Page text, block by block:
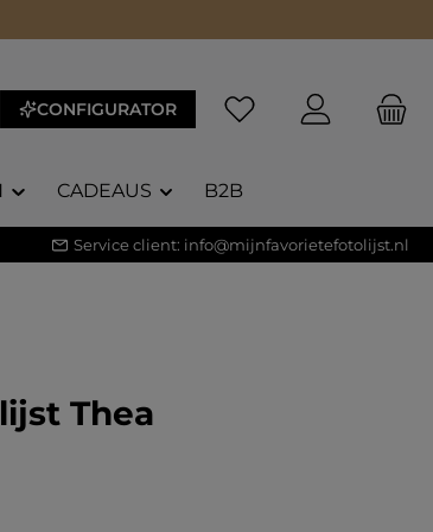
CONFIGURATOR
CADEAUS B2B
Service client: info@mijnfavorietefotolijst.nl
Thea
5 van 5 sterren